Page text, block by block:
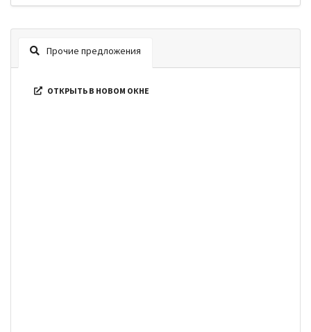
Прочие предложения
ОТКРЫТЬ В НОВОМ ОКНЕ